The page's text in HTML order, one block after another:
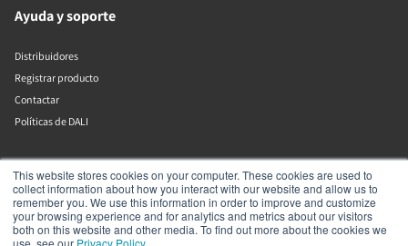
This website stores cookies on your computer. These cookies are used to
collect information about how you interact with our website and allow us to
remember you. We use this information in order to improve and customize
your browsing experience and for analytics and metrics about our visitors
both on this website and other media. To find out more about the cookies we
use, see our Privacy Policy.
Ayuda y soporte
Distribuidores
Registrar producto
Contactar
Políticas de DALI
DALI A/S
Dali Allé 1
Nørager
Nordjylland